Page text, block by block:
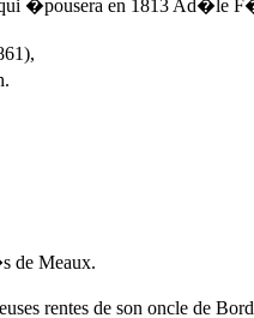
qui �pousera en 1813 Ad�le
de Meaux.
rentes de son oncle de